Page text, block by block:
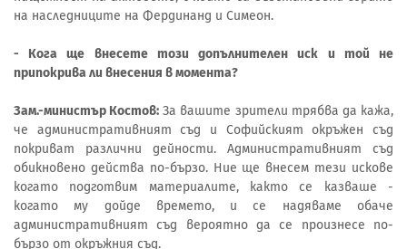
на наследниците на Фердинанд и Симеон.
- Кога ще внесете този допълнителен иск и той не
припокрива ли внесения в момента?
Зам.-министър Костов: За вашите зрители трябва да кажа,
че административният съд и Софийският окръжен съд
покриват различни дейности. Административният съд
обикновено действа по-бързо. Ние ще внесем тези искове
когато подготвим материалите, както се казваше -
когато му дойде времето, и се надяваме обаче
административният съд вероятно да се произнесе по-
бързо от окръжния съд.